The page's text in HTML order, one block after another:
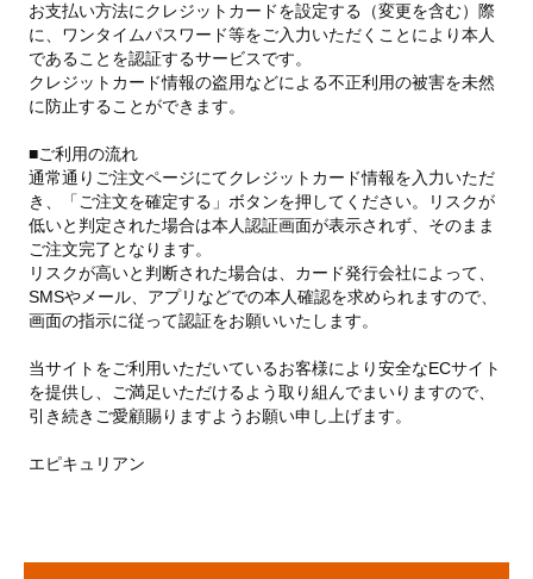
お支払い方法にクレジットカードを設定する（変更を含む）際
に、ワンタイムパスワード等をご入力いただくことにより本人
であることを認証するサービスです。
クレジットカード情報の盗用などによる不正利用の被害を未然
に防止することができます。
■ご利用の流れ
通常通りご注文ページにてクレジットカード情報を入力いただ
き、「ご注文を確定する」ボタンを押してください。リスクが
低いと判定された場合は本人認証画面が表示されず、そのまま
ご注文完了となります。
リスクが高いと判断された場合は、カード発行会社によって、
SMSやメール、アプリなどでの本人確認を求められますので、
画面の指示に従って認証をお願いいたします。
当サイトをご利用いただいているお客様により安全なECサイト
を提供し、ご満足いただけるよう取り組んでまいりますので、
引き続きご愛顧賜りますようお願い申し上げます。
エピキュリアン